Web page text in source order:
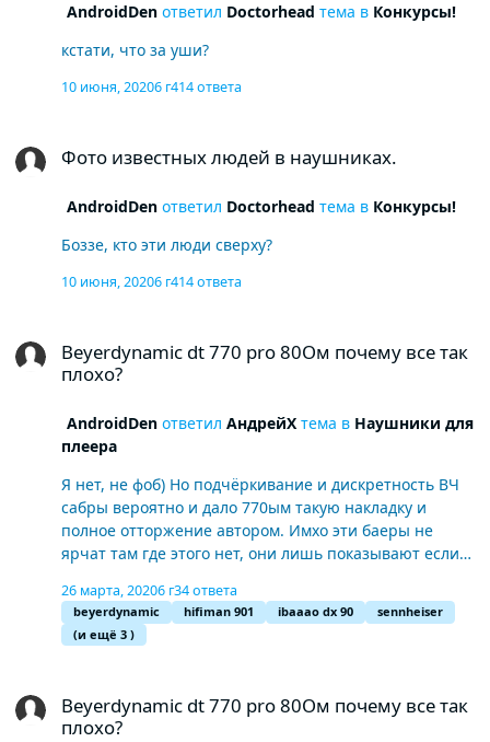
AndroidDenответил Doctorhead тема в Конкурсы!
кстати, что за уши?
10 июня, 20206 г414 ответа
Фото известных людей в наушниках.
AndroidDenответил Doctorhead тема в Конкурсы!
Боззе, кто эти люди сверху?
10 июня, 20206 г414 ответа
Beyerdynamic dt 770 pro 80Ом почему все так
плохо?
AndroidDenответил АндрейXтема в Наушники для
плеера
Я нет, не фоб) Но подчёркивание и дискретность ВЧ
сабры вероятно и дало 770ым такую накладку и
полное отторжение автором. Имхо эти баеры не
ярчат там где этого нет, они лишь показывают если
26 марта, 20206 г34 ответа
beyerdynamic hifiman 901 ibaaao dx 90
sennheiser
(и ещё 3 )
Beyerdynamic dt 770 pro 80Ом почему все так
плохо?